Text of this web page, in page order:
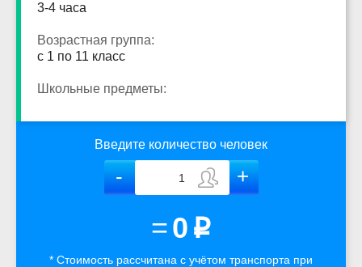
3-4 часа
Возрастная группа:
с 1 по 11 класс
Школьные предметы:
Введите количество человек
=0 p
* Стоимость рассчитана с учётом транспорта при